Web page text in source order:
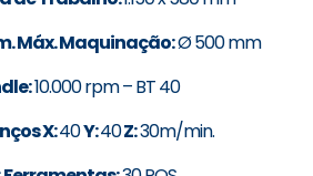
Máx. Maquinação:Ø 500 mm
10.000 rpm – BT 40
X:40Y:40Z:30m/min.